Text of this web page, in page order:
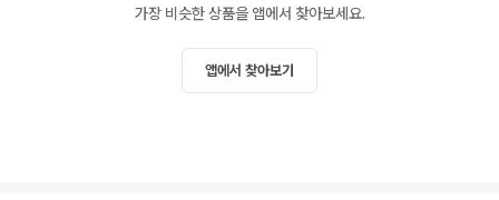
가장 비슷한 상품을 앱에서 찾아보세요.
앱에서 찾아보기